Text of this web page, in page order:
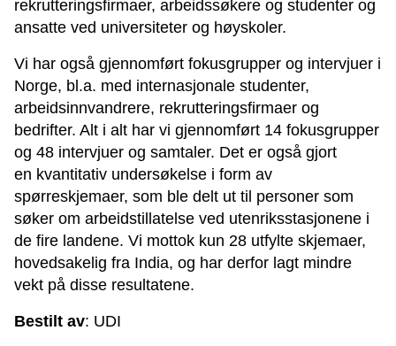
rekrutteringsfirmaer, arbeidssøkere og studenter og
ansatte ved universiteter og høyskoler.
Vi har også gjennomført fokusgrupper og intervjuer i
Norge, bl.a. med internasjonale studenter,
arbeidsinnvandrere, rekrutteringsfirmaer og
bedrifter. Alt i alt har vi gjennomført 14 fokusgrupper
og 48 intervjuer og samtaler. Det er også gjort
en kvantitativ undersøkelse i form av
spørreskjemaer, som ble delt ut til personer som
søker om arbeidstillatelse ved utenriksstasjonene i
de fire landene. Vi mottok kun 28 utfylte skjemaer,
hovedsakelig fra India, og har derfor lagt mindre
vekt på disse resultatene.
Bestilt av: UDI